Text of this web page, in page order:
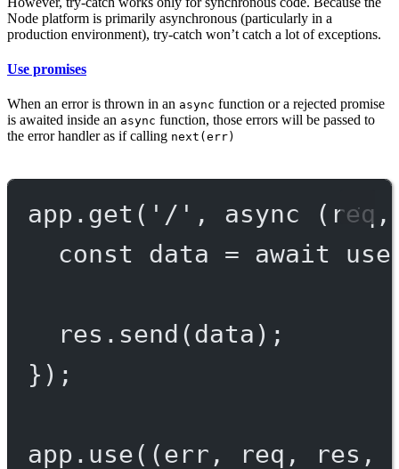
Node platform is primarily asynchronous (particularly in a
production environment), try-catch won’t catch a lot of exceptions.
Use promises
When an error is thrown in an async function or a rejected promise
is awaited inside an async function, those errors will be passed to
the error handler as if calling next(err)
app. get ( '/' , async ( req
const
data = await
res. send (data);
});
app. use((err , req , res ,